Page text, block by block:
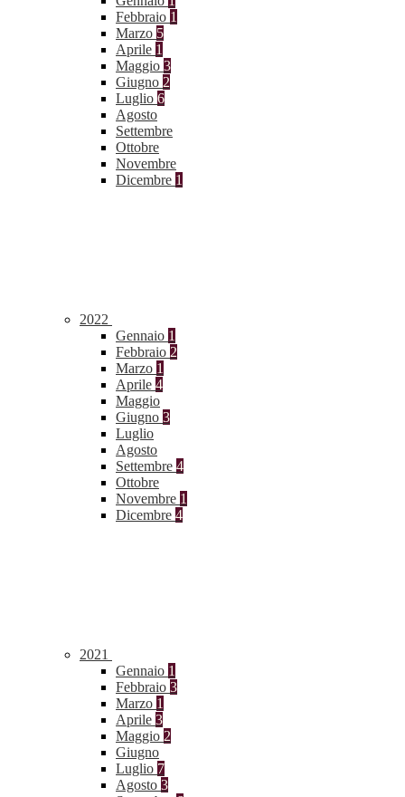
Febbraio 1
Marzo 5
Aprile 1
Maggio 3
Giugno 2
Luglio 6
Agosto
Settembre
Ottobre
Novembre
Dicembre 1
2022
Gennaio 1
Febbraio 2
Marzo 1
Aprile 4
Maggio
Giugno 3
Luglio
Agosto
Settembre 4
Ottobre
Novembre 1
Dicembre 4
2021
Gennaio 1
Febbraio 3
Marzo 1
Aprile 3
Maggio 2
Giugno
Luglio 7
Agosto 3